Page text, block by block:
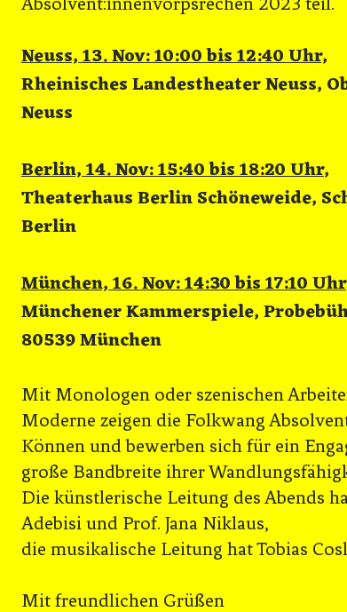
Neuss, 13. Nov: 10:00 bis 12:40 Uhr,
Rheinisches Landestheater Neuss,
Neuss
Berlin, 14. Nov: 15:40 bis 18:20 Uhr,
Theaterhaus Berlin Schöneweide,
Berlin
München, 16. Nov: 14:30 bis 17:10 Uhr
Münchener Kammerspiele,
80539 München
Mit Monologen oder szenischen
Moderne zeigen die Folkwang
Können und bewerben sich für ein
große Bandbreite ihrer
Die künstlerische Leitung des Abends
Adebisi und Prof. Jana Niklaus,
die musikalische Leitung hat Tobias
Mit freundlichen Grüßen